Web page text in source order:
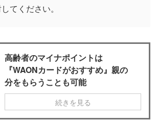
てください。
高齢者のマイナポイントは
『WAONカードがおすすめ』親の
分をもらうことも可能
続きを見る